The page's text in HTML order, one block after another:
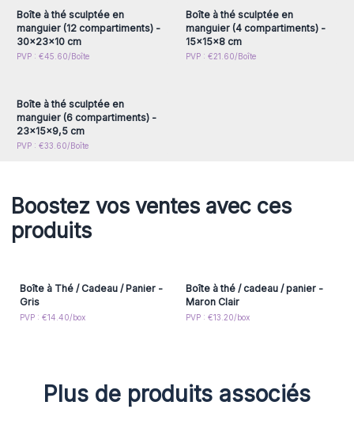
garantissent la fraîcheur des thés tout en ajoutant une note
d’élégance intemporelle. Leur esthétique s’intègre
parfaitement dans des boutiques spécialisées
en
décoration intérieure
, accessoires de cuisine ou thés
de qualité et de responsabilité écologique.
En tant que grossiste français engagé,
vous propose des produits qui mettent en lumière le
meilleur de l’artisanat indien et les atouts du bois de
incontournable à votre inventaire.
Commandez dès maintenant pour offrir à vos clients une
solution de rangement élégante et durable !
Boîte à thé sculptée en
manguier (12 compartiments) -
30x23x10 cm
PVP : €45.60/Boîte
Boîte à thé sculptée en
manguier (4 compartiments) -
15x15x8 cm
PVP : €21.60/Boîte
Connectez-vous ou
Boîte à thé sculptée en
manguier (6 compartiments) -
23x15x9,5 cm
PVP : €33.60/Boîte
Boostez vos ventes avec ces
produits
Boîte à Thé / Cadeau / Panier -
Gris
PVP : €14.40/box
Boîte à thé / cadeau / panier -
Maron Clair
PVP : €13.20/box
Plus de produits associés